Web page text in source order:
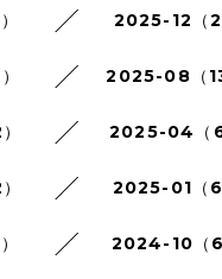
2025-12（2
2025-08（13
2025-04（6
2025-01（6
2024-10（6